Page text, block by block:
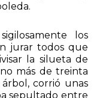
pasó muy
los
jurar todos que
la silueta de
más de treinta